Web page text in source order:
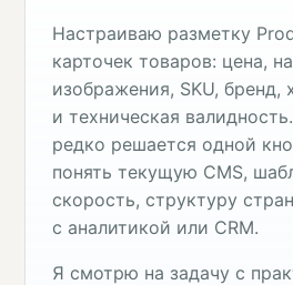
Настраиваю разметку
карточек товаров: цена,
изображения, SKU, бренд,
и техническая
редко решается одной
понять текущую CMS,
скорость, структуру
с аналитикой или CRM.
Я смотрю на задачу с